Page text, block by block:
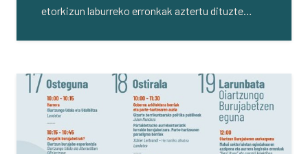
etorkizun laburreko erronkak aztertu dituzte…